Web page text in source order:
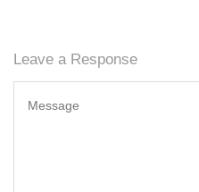
Leave a Response